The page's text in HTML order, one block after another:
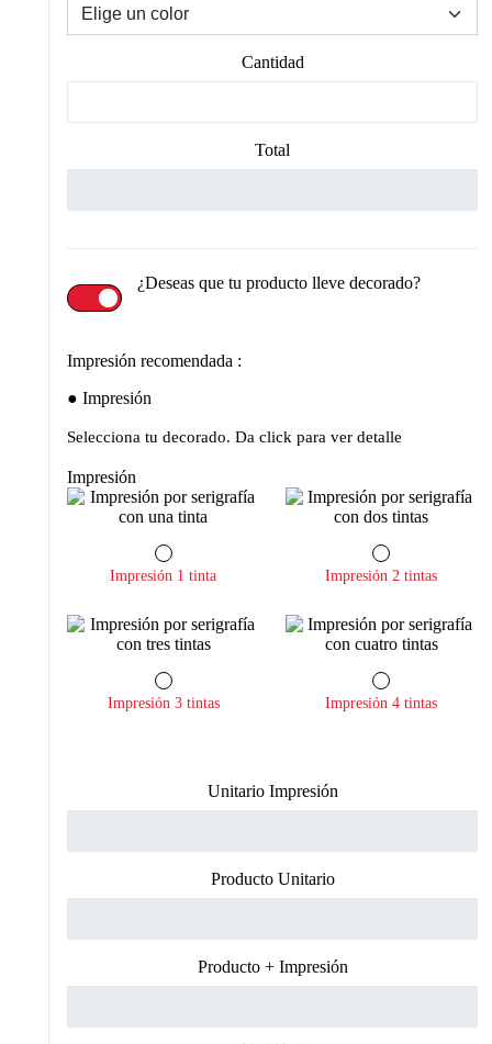
Cantidad
Total
¿Deseas que tu producto lleve decorado?
Impresión recomendada :
Impresión
Selecciona tu decorado. Da click para ver detalle
Impresión
Impresión 1 tinta Impresión 2 tintas
Impresión 3 tintas Impresión 4 tintas
Unitario Impresión
Producto Unitario
Producto + Impresión